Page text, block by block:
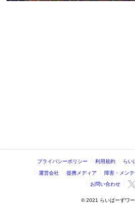
プライバシーポリシー 利用規約 らい
運営会社 提携メディア 障害・メン
お問い合わせ
©️ 2021 らいばーずワ